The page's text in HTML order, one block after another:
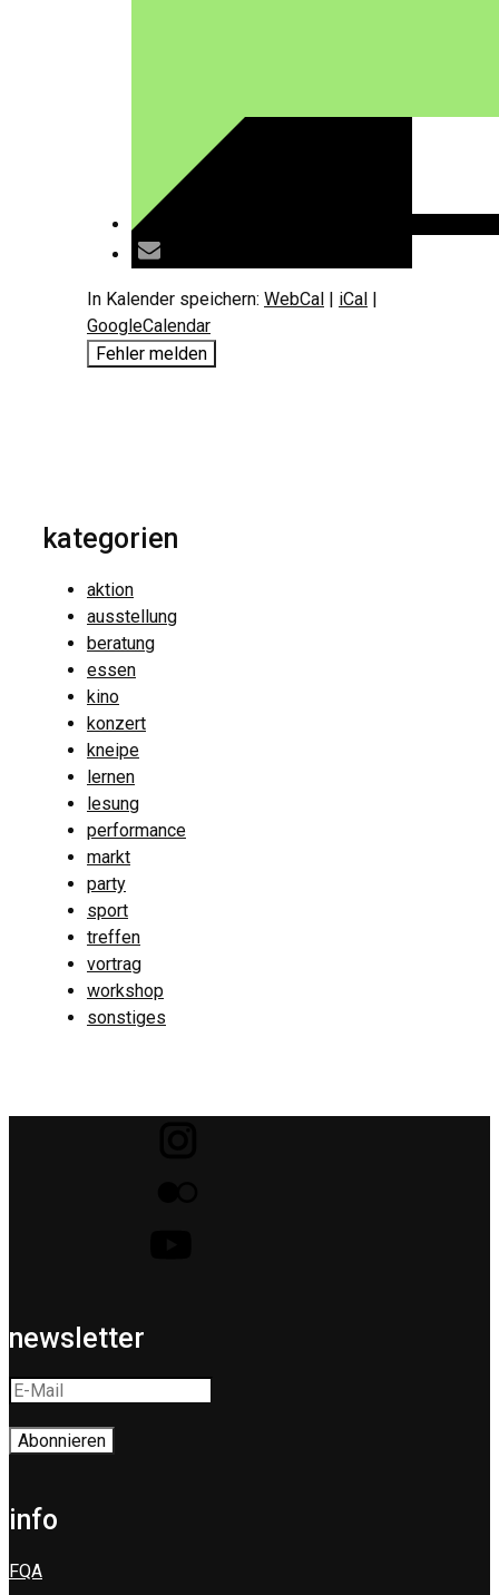
In Kalender speichern: WebCal | iCal |
GoogleCalendar
Fehler melden
kategorien
aktion
ausstellung
beratung
essen
kino
konzert
kneipe
lernen
lesung
performance
markt
party
sport
treffen
vortrag
workshop
sonstiges
newsletter
info
FQA